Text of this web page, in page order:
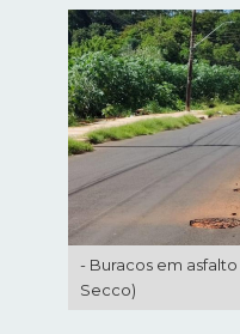
- Buracos em
Secco)